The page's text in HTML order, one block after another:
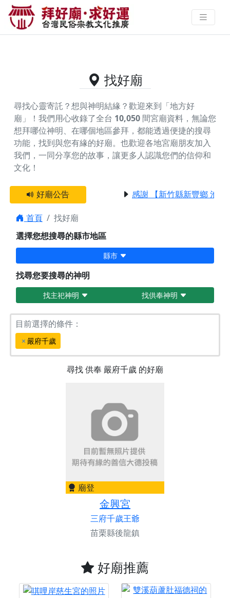
供奉嚴府千歲的好廟資料｜拜好廟
求好運 找到與您有緣的信仰
找好廟
尋找心靈寄託？想與神明結緣？歡迎來到「地方好
廟」！我們用心收錄了全台 10,050 間宮廟資料，無論您
想拜哪位神明、在哪個地區參拜，都能透過便捷的搜尋
功能，找到與您有緣的好廟。 也歡迎各地宮廟朋友加入
我們，一同分享您的故事，讓更多人認識您們的信仰和
文化！
好廟公告 感謝 【新竹縣新豐鄉 池和
首頁
找好廟
選擇您想搜尋的縣市地區
縣市
找尋您要搜尋的神明
找主祀神明 找供奉神明
目前選擇的條件：
嚴府千歲
尋找供奉 嚴府千歲 的好廟
廟登
金興宮
三府千歲王爺
苗栗縣後龍鎮
好廟推薦